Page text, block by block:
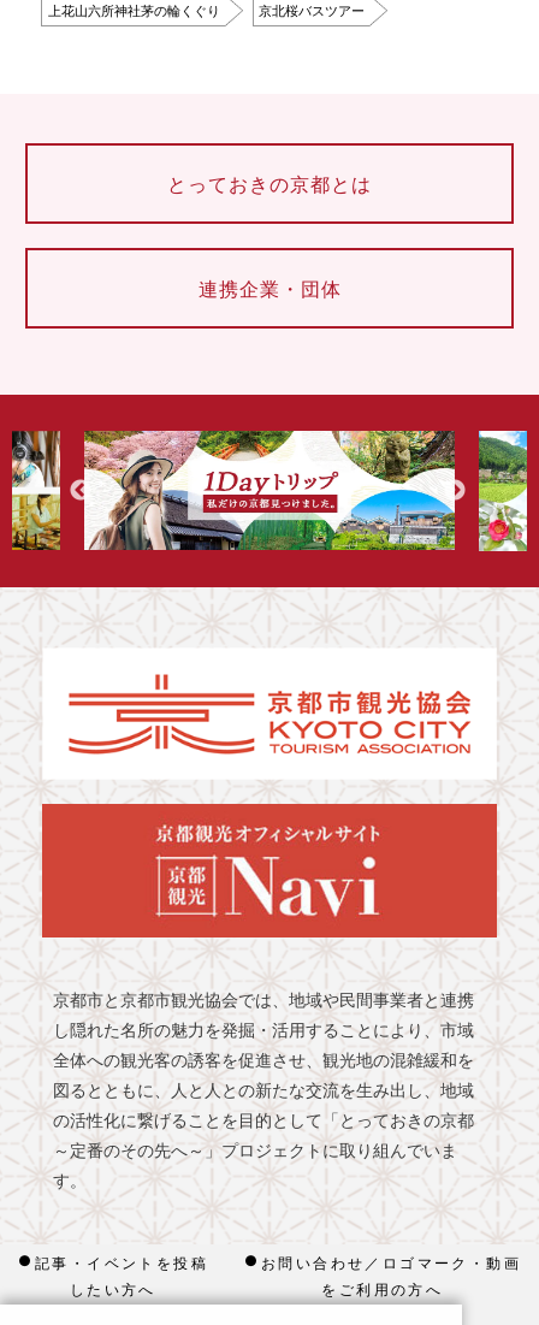
上花山六所神社茅の輪くぐり 京北桜バスツアー
とっておきの京都とは
連携企業・団体
京都市と京都市観光協会では、地域や民間事業者と連携
し隠れた名所の魅力を発掘・活用することにより、市域
全体への観光客の誘客を促進させ、観光地の混雑緩和を
図るとともに、人と人との新たな交流を生み出し、地域
の活性化に繋げることを目的として「とっておきの京都
～定番のその先へ～」プロジェクトに取り組んでいま
す。
記事・イベントを投稿
したい方へ
お問い合わせ／ロゴマーク・動画
をご利用の方へ